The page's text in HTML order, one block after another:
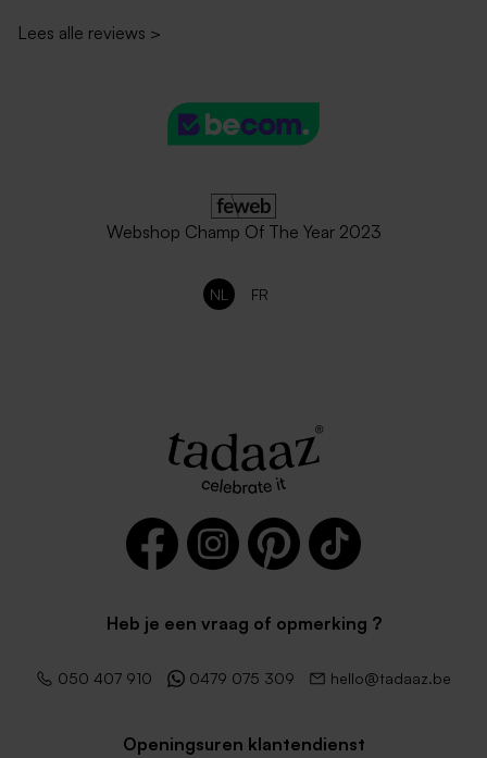
Lees alle reviews >
Webshop Champ Of The Year 2023
NL FR
Heb je een vraag of opmerking ?
050 407 910 0479 075 309 hello@tadaaz.be
Openingsuren klantendienst